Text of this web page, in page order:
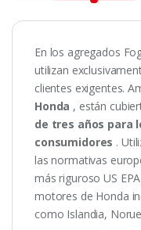
En los agregados
utilizan
clientes exigentes.
Honda , están
de tres años para
consumidores .
las normativas
más riguroso US
motores de Honda
como Islandia,